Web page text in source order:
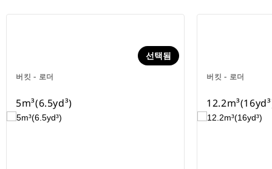
버킷 - 로더
선택됨
5m³(6.5yd³)
버킷 - 로더